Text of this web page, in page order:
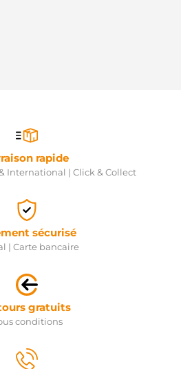
rapide
International | Click & Collect
sécurisé
| Carte bancaire
gratuits
conditions